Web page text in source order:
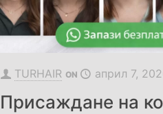
TURHAIR ON април 7,
Присаждане на